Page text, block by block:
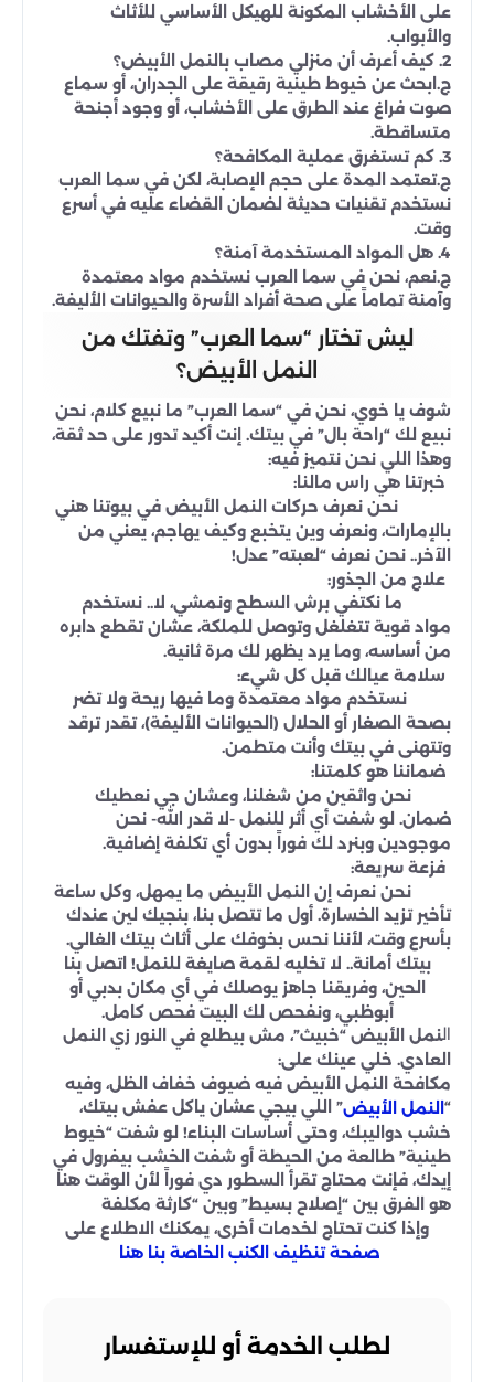
على الأخشاب المكونة للهيكل الأساسي للأثاث
والأبواب.
2. كيف أعرف أن منزلي مصاب بالنمل الأبيض؟
ج.ابحث عن خيوط طينية رقيقة على الجدران، أو سماع
صوت فراغ عند الطرق على الأخشاب، أو وجود أجنحة
متساقطة.
3. كم تستغرق عملية المكافحة؟
ج.تعتمد المدة على حجم الإصابة، لكن في سما العرب
نستخدم تقنيات حديثة لضمان القضاء عليه في أسرع
وقت.
4. هل المواد المستخدمة آمنة؟
ج.نعم، نحن في سما العرب نستخدم مواد معتمدة
وآمنة تماماً على صحة أفراد الأسرة والحيوانات الأليفة.
ليش تختار “سما العرب” وتفتك من
النمل الأبيض؟
شوف يا خوي، نحن في “سما العرب” ما نبيع كلام، نحن
نبيع لك “راحة بال” في بيتك. إنت أكيد تدور على حد ثقة،
وهذا اللي نحن نتميز فيه:
خبرتنا هي راس مالنا:
نحن نعرف حركات النمل الأبيض في بيوتنا هني
بالإمارات، ونعرف وين يتخبع وكيف يهاجم، يعني من
الآخر.. نحن نعرف “لعبته” عدل!
علاج من الجذور:
ما نكتفي برش السطح ونمشي، لا.. نستخدم
مواد قوية تتغلغل وتوصل للملكة، عشان تقطع دابره
من أساسه، وما يرد يظهر لك مرة ثانية.
سلامة عيالك قبل كل شيء:
نستخدم مواد معتمدة وما فيها ريحة ولا تضر
بصحة الصغار أو الحلال (الحيوانات الأليفة)، تقدر ترقد
وتتهنى في بيتك وأنت متطمن.
ضماننا هو كلمتنا:
نحن واثقين من شغلنا، وعشان جي نعطيك
ضمان. لو شفت أي أثر للنمل -لا قدر الله- نحن
موجودين وبنرد لك فوراً بدون أي تكلفة إضافية.
فزعة سريعة:
نحن نعرف إن النمل الأبيض ما يمهل، وكل ساعة
تأخير تزيد الخسارة. أول ما تتصل بنا، بنجيك لين عندك
بأسرع وقت، لأننا نحس بخوفك على أثاث بيتك الغالي.
بيتك أمانة.. لا تخليه لقمة صايغة للنمل! اتصل بنا
الحين، وفريقنا جاهز يوصلك في أي مكان بدبي أو
أبوظبي، ونفحص لك البيت فحص كامل.
النمل الأبيض “خبيث”، مش بيطلع في النور زي النمل
العادي. خلي عينك على:
مكافحة النمل الأبيض فيه ضيوف خفاف الظل، وفيه
“ النمل الأبيض” اللي بيجي عشان ياكل عفش بيتك،
خشب دواليبك، وحتى أساسات البناء! لو شفت “خيوط
طينية” طالعة من الحيطة أو شفت الخشب بيفرول في
إيدك، فإنت محتاج تقرأ السطور دي فوراً لأن الوقت هنا
هو الفرق بين “إصلاح بسيط” وبين “كارثة مكلفة
وإذا كنت تحتاج لخدمات أخرى، يمكنك الاطلاع على
صفحة تنظيف الكنب الخاصة بنا هنا
لطلب الخدمة أو للإستفسار